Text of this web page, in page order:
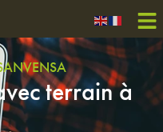
terrain à